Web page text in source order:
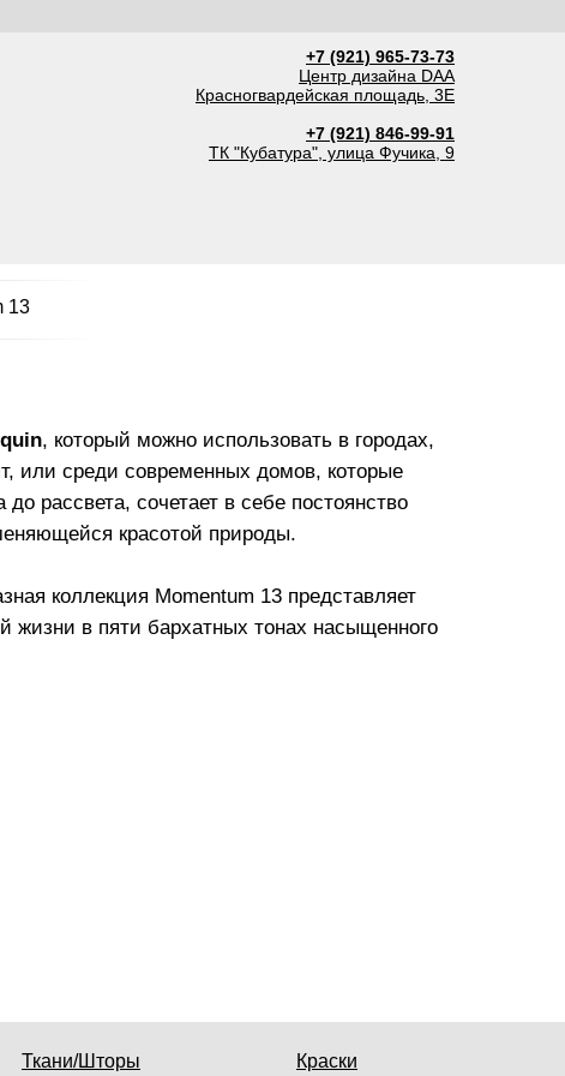
+7 (921) 965-73-73
Центр дизайна DAA
Красногвардейская площадь, 3Е
+7 (921) 846-99-91
ТК "Кубатура", улица Фучика, 9
13
, который можно использовать в городах,
или среди современных домов, которые
до рассвета, сочетает в себе постоянство
красотой природы.
коллекция Momentum 13 представляет
жизни в пяти бархатных тонах насыщенного
Ткани/Шторы Краски